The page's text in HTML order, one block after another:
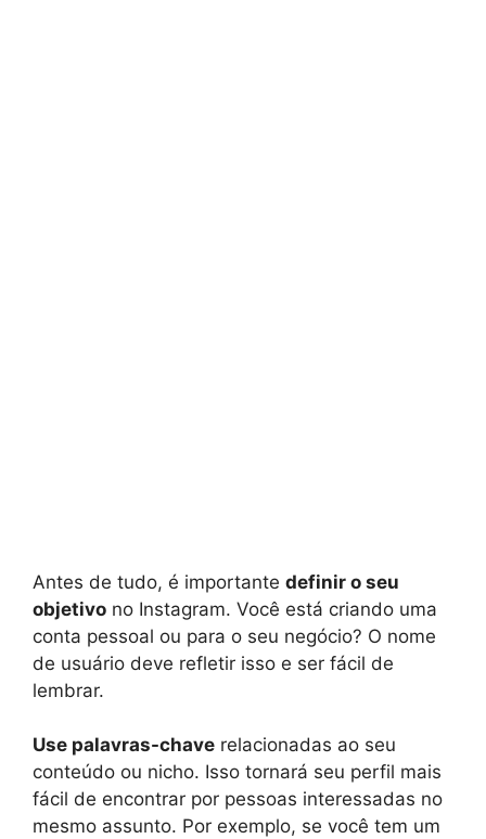
Antes de tudo, é importante definir o seu
objetivo no Instagram. Você está criando uma
conta pessoal ou para o seu negócio? O nome
de usuário deve refletir isso e ser fácil de
lembrar.
Use palavras-chave relacionadas ao seu
conteúdo ou nicho. Isso tornará seu perfil mais
fácil de encontrar por pessoas interessadas no
mesmo assunto. Por exemplo, se você tem um